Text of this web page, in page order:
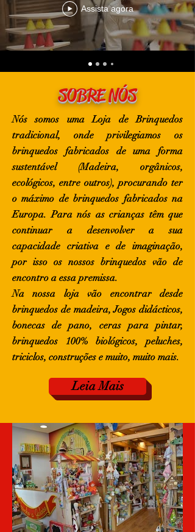
Assista agora
SOBRE NÓS
Nós somos uma Loja de Brinquedos
tradicional, onde privilegiamos os
brinquedos fabricados de uma forma
sustentável (Madeira, orgânicos,
ecológicos, entre outros), procurando ter
o máximo de brinquedos fabricados na
Europa. Para nós as crianças têm que
continuar a desenvolver a sua
capacidade criativa e de imaginação,
por isso os nossos brinquedos vão de
encontro a essa premissa.
Na nossa loja vão encontrar desde
brinquedos de madeira, Jogos didácticos,
bonecas de pano, ceras para pintar,
brinquedos 100% biológicos, peluches,
triciclos, construções e muito, muito mais.
Leia Mais